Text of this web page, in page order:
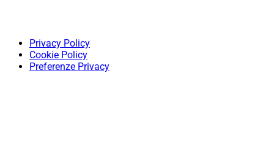
Privacy Policy
Cookie Policy
Preferenze Privacy